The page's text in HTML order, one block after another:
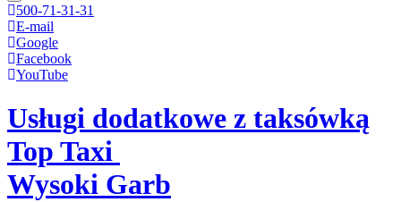
500-71-31-31
E-mail
Google
Facebook
YouTube
Usługi dodatkowe z taksówką
Top Taxi
Wysoki Garb